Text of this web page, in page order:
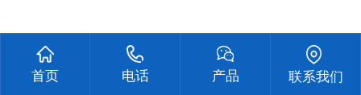
首页 电话 产品 联系我们